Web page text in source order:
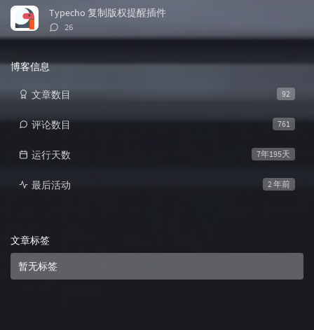
数：
Typecho 复制版权提醒插件
评
论
26
博客信息
92
文章数目
761
评论数目
7年195天
运行天数
2 年前
最后活动
文章标签
暂无标签